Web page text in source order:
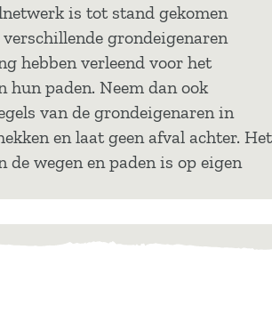
is tot stand gekomen
grondeigenaren
hebben verleend voor het
hun paden. Neem dan ook
van de grondeigenaren in
en laat geen afval achter. Het
de wegen en paden is op eigen